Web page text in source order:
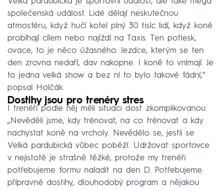
společenská událost. Lidé dělají neskutečnou
atmosféru, když hučí kotel plný 30 tisíc lidí, když koně
probíhají cílem nebo najíždí na Taxis. Ten potlesk,
ovace, to je něco úžasného. Jezdce, kterým se ten
den zrovna nedaří, dav nakopne. I koně to vnímají. Je
to jedna velká show a bez ní to bylo takové fádní,“
popsal Holčák.
Dostihy jsou pro trenéry stres
I trenéři podle něj měli situaci dost zkomplikovanou.
„Nevěděli jsme, kdy trénovat, na co trénovat a kdy
nachystat koně na vrcholy. Nevědělo se, jestli se
Velká pardubická vůbec poběží. Udržovat sportovce
v nejistotě je strašně těžké, protože my trenéři
potřebujeme formu naladit na den D. Potřebujeme
přípravné dostihy, dlouhodobý program a nějakou